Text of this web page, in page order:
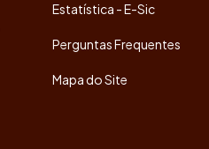
Estatística - E-Sic
Perguntas Frequentes
Mapa do Site